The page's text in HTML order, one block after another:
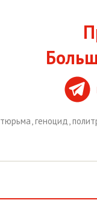
тюрьма,геноцид,